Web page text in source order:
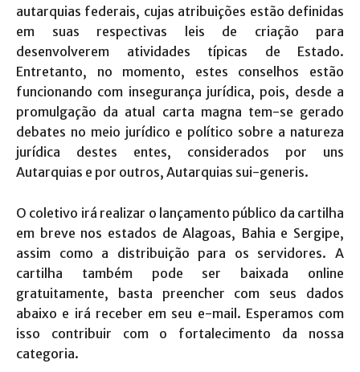
autarquias federais, cujas atribuições estão definidas
em suas respectivas leis de criação para
desenvolverem atividades típicas de Estado.
Entretanto, no momento, estes conselhos estão
funcionando com insegurança jurídica, pois, desde a
promulgação da atual carta magna tem-se gerado
debates no meio jurídico e político sobre a natureza
jurídica destes entes, considerados por uns
Autarquias e por outros, Autarquias sui-generis.
O coletivo irá realizar o lançamento público da cartilha
em breve nos estados de Alagoas, Bahia e Sergipe,
assim como a distribuição para os servidores. A
cartilha também pode ser baixada online
gratuitamente, basta preencher com seus dados
abaixo e irá receber em seu e-mail. Esperamos com
isso contribuir com o fortalecimento da nossa
categoria.